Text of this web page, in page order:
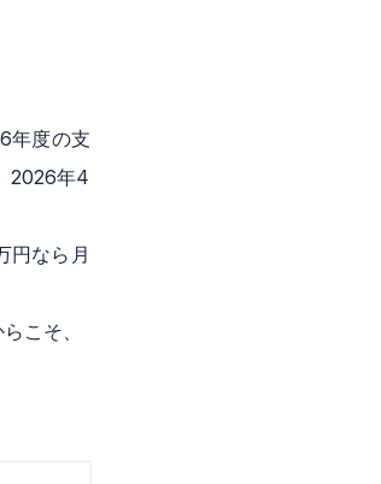
年度の支
2026年4
円なら月
こそ、